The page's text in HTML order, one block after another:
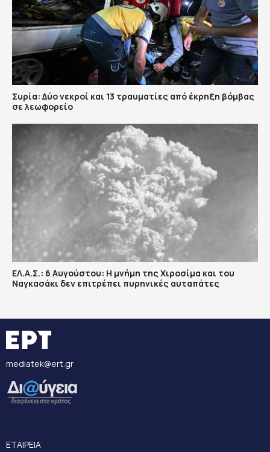
Συρία: Δύο νεκροί και 13 τραυματίες από έκρηξη βόμβας
σε λεωφορείο
ΕΛ.Α.Σ.: 6 Αυγούστου: Η μνήμη της Χιροσίμα και του
Ναγκασάκι δεν επιτρέπει πυρηνικές αυταπάτες
mediatek@ert.gr
ΕΤΑΙΡΕΙΑ